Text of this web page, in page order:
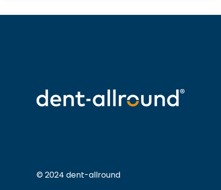
© 2024 dent-allround